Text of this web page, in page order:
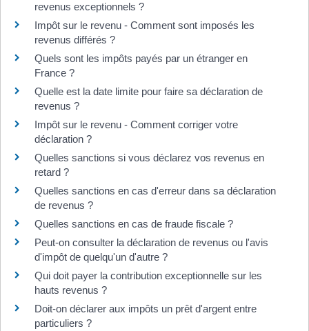
revenus exceptionnels ?
Impôt sur le revenu - Comment sont imposés les
revenus différés ?
Quels sont les impôts payés par un étranger en
France ?
Quelle est la date limite pour faire sa déclaration de
revenus ?
Impôt sur le revenu - Comment corriger votre
déclaration ?
Quelles sanctions si vous déclarez vos revenus en
retard ?
Quelles sanctions en cas d'erreur dans sa déclaration
de revenus ?
Quelles sanctions en cas de fraude fiscale ?
Peut-on consulter la déclaration de revenus ou l'avis
d'impôt de quelqu'un d'autre ?
Qui doit payer la contribution exceptionnelle sur les
hauts revenus ?
Doit-on déclarer aux impôts un prêt d'argent entre
particuliers ?